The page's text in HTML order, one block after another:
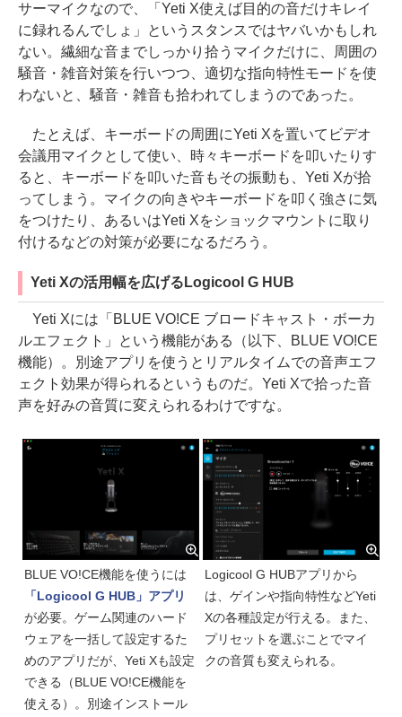
サーマイクなので、「Yeti X使えば目的の音だけキレイ
に録れるんでしょ」というスタンスではヤバいかもしれ
ない。繊細な音までしっかり拾うマイクだけに、周囲の
騒音・雑音対策を行いつつ、適切な指向特性モードを使
わないと、騒音・雑音も拾われてしまうのであった。
たとえば、キーボードの周囲にYeti Xを置いてビデオ
会議用マイクとして使い、時々キーボードを叩いたりす
ると、キーボードを叩いた音もその振動も、Yeti Xが拾
ってしまう。マイクの向きやキーボードを叩く強さに気
をつけたり、あるいはYeti Xをショックマウントに取り
付けるなどの対策が必要になるだろう。
Yeti Xの活用幅を広げるLogicool G HUB
Yeti Xには「BLUE VO!CE ブロードキャスト・ボーカ
ルエフェクト」という機能がある（以下、BLUE VO!CE
機能）。別途アプリを使うとリアルタイムでの音声エフ
ェクト効果が得られるというものだ。Yeti Xで拾った音
声を好みの音質に変えられるわけですな。
BLUE VO!CE機能を使うには
「Logicool G HUB」アプリ
が必要。ゲーム関連のハード
ウェアを一括して設定するた
めのアプリだが、Yeti Xも設定
できる（BLUE VO!CE機能を
使える）。別途インストール
Logicool G HUBアプリから
は、ゲインや指向特性などYeti
Xの各種設定が行える。また、
プリセットを選ぶことでマイ
クの音質も変えられる。